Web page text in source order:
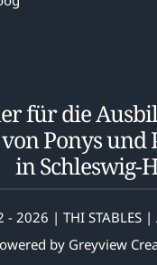
für die
Ponys und
in Schleswig-
2026 | THI STABLES |
by Greyview